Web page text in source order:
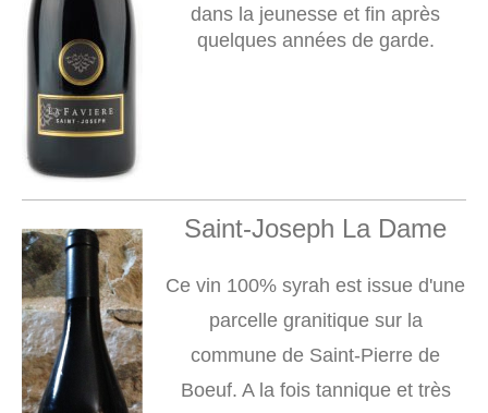
dans la jeunesse et fin après
quelques années de garde.
Saint-Joseph La Dame
Ce vin 100% syrah est issue d'une
parcelle granitique sur la
commune de Saint-Pierre de
Boeuf. A la fois tannique et très